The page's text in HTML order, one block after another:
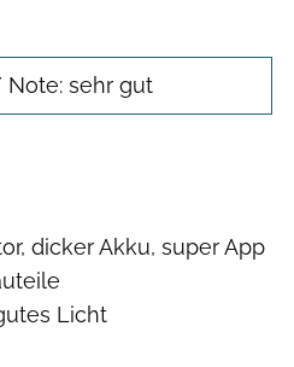
sehr gut
dicker Akku, super App
Licht